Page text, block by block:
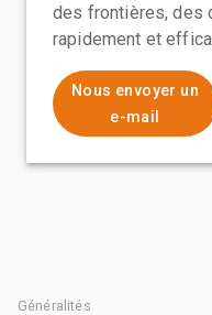
des frontières, des
rapidement et
Nous envoyer un
e-mail
Généralités